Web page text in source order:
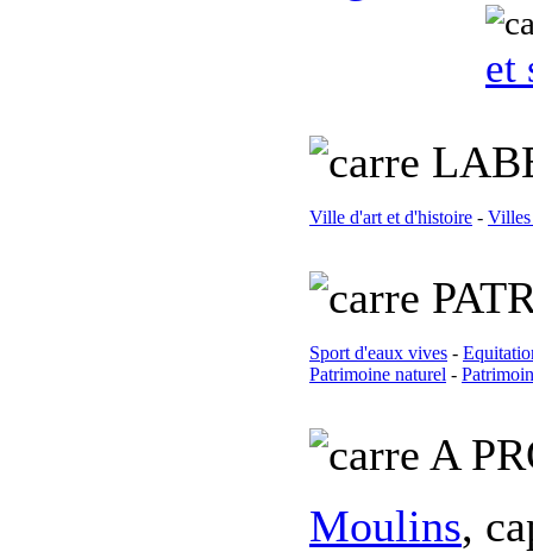
et
L
Ville d'art et d'histoire - Villes
Sport d'eaux vives -
Patrimoine naturel -
A
Moulins,